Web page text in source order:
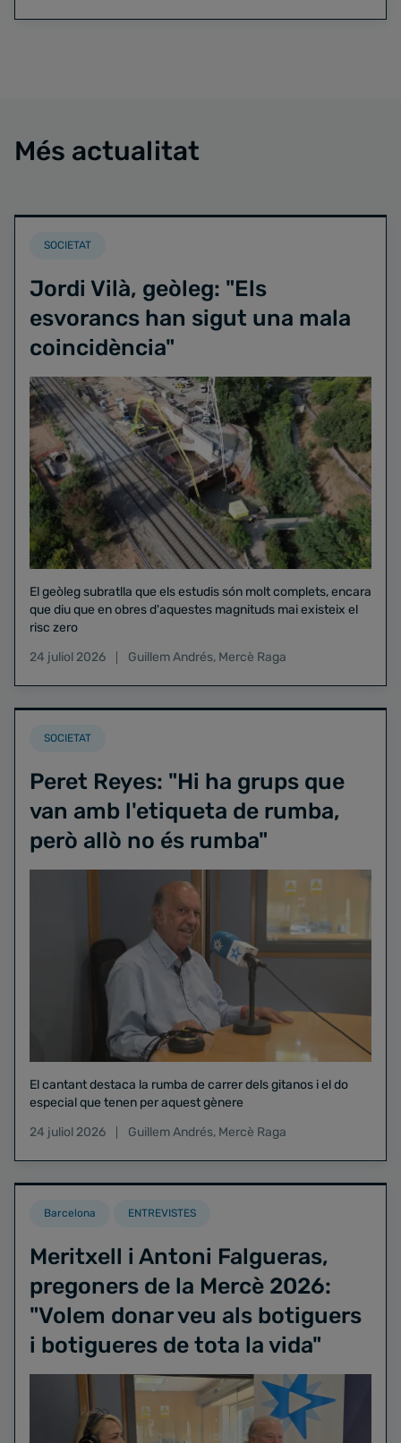
Més actualitat
SOCIETAT
Jordi Vilà, geòleg: "Els
esvorancs han sigut una mala
coincidència"
El geòleg subratlla que els estudis són molt complets, encara
que diu que en obres d'aquestes magnituds mai existeix el
risc zero
24 juliol 2026
Guillem Andrés, Mercè Raga
SOCIETAT
Peret Reyes: "Hi ha grups que
van amb l'etiqueta de rumba,
però allò no és rumba"
El cantant destaca la rumba de carrer dels gitanos i el do
especial que tenen per aquest gènere
24 juliol 2026
Guillem Andrés, Mercè Raga
Barcelona ENTREVISTES
Meritxell i Antoni Falgueras,
pregoners de la Mercè 2026:
"Volem donar veu als botiguers
i botigueres de tota la vida"